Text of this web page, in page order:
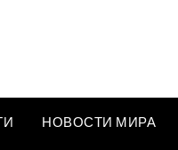
НОВОСТИ МИРА